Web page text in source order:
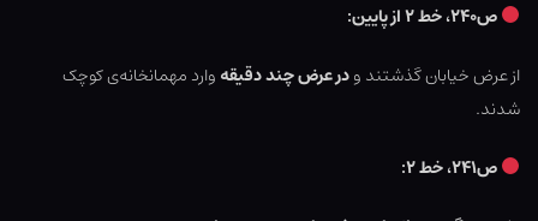
ص۲۴۰، خط ۲ از پایین:
از عرض خیابان گذشتند ودر عرض چند دقیقه وارد مهمانخانه‌ی کوچک
شدند.
ص۲۴۱، خط ۲: